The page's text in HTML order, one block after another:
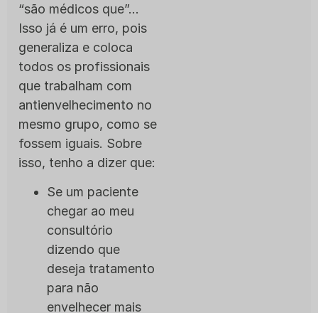
“são médicos que”…
Isso já é um erro, pois
generaliza e coloca
todos os profissionais
que trabalham com
antienvelhecimento no
mesmo grupo, como se
fossem iguais. Sobre
isso, tenho a dizer que:
Se um paciente
chegar ao meu
consultório
dizendo que
deseja tratamento
para não
envelhecer mais